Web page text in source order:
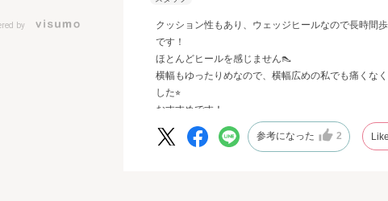
by
クッション性もあり、ウェッジヒールなので長時間
です！
ほとんどヒールを感じません👠
横幅もゆったりめなので、横幅広めの私でも痛くな
した⭐︎
おすすめです！
参考になった 2